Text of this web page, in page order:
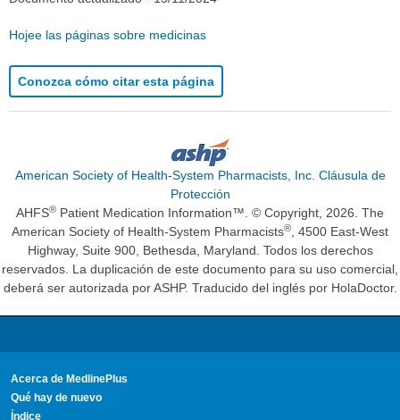
Hojee las páginas sobre medicinas
Conozca cómo citar esta página
American Society of Health-System Pharmacists, Inc. Cláusula de
Protección
AHFS® Patient Medication Information™. © Copyright, 2026. The
American Society of Health-System Pharmacists®, 4500 East-West
Highway, Suite 900, Bethesda, Maryland. Todos los derechos
reservados. La duplicación de este documento para su uso comercial,
deberá ser autorizada por ASHP. Traducido del inglés por HolaDoctor.
Acerca de MedlinePlus
Qué hay de nuevo
Índice